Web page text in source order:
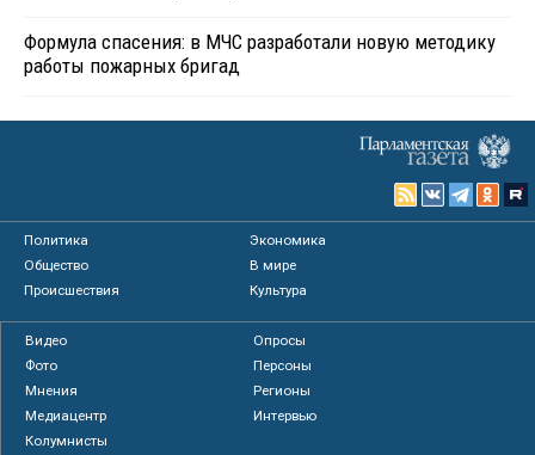
Формула спасения: в МЧС разработали новую методику
работы пожарных бригад
Политика
Экономика
Общество
В мире
Происшествия
Культура
Видео
Опросы
Фото
Персоны
Мнения
Регионы
Медиацентр
Интервью
Колумнисты